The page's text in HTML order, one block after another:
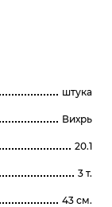
штука
Вихрь
20.1
3 т.
43 см.